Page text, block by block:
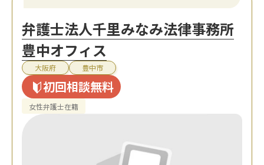
弁護士法人千里みなみ法律事務所
豊中オフィス
大阪府 豊中市
初回相談無料
女性弁護士在籍